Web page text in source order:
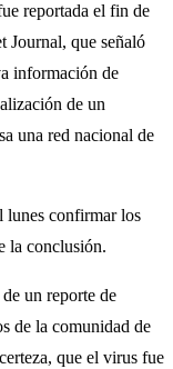
reportada el fin de
Journal, que señaló
información de
de un
una red nacional de
lunes confirmar los
la conclusión.
un reporte de
de la comunidad de
que el virus fue